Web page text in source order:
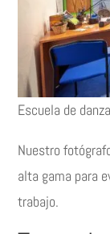
Escuela de
Nuestro
alta gama para
trabajo.